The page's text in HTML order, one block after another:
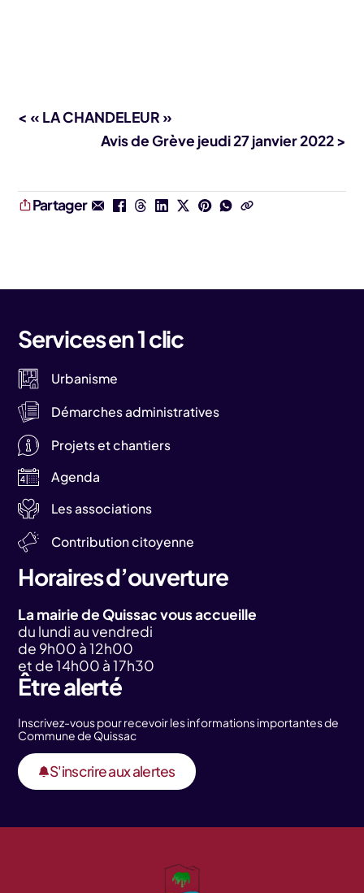
< « LA CHANDELEUR »
Avis de Grève jeudi 27 janvier 2022 >
Partager
Services en 1 clic
Urbanisme
Démarches administratives
Projets et chantiers
Agenda
Les associations
Contribution citoyenne
Horaires d’ouverture
La mairie de Quissac vous accueille
du lundi au vendredi
de 9h00 à 12h00
et de 14h00 à 17h30
Être alerté
Inscrivez-vous pour recevoir les informations importantes de
Commune de Quissac
S'inscrire aux alertes